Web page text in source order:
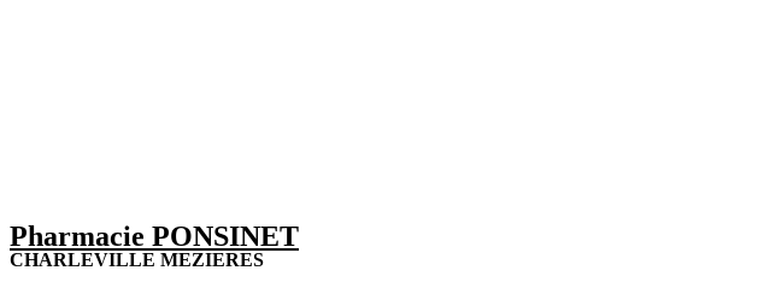
Pharmacie PONSINET
CHARLEVILLE MEZIERES